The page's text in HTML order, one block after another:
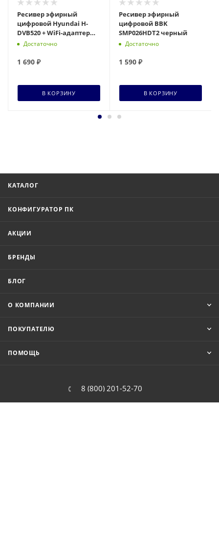
Ресивер эфирный
цифровой Hyundai H-
DVB520 + WiFi-адаптер
черный
Достаточно
1 690 ₽
В КОРЗИНУ
Ресивер эфирный
цифровой BBK
SMP026HDT2 черный
Достаточно
1 590 ₽
В КОРЗИНУ
КАТАЛОГ
КОНФИГУРАТОР ПК
АКЦИИ
БРЕНДЫ
БЛОГ
О КОМПАНИИ
ПОКУПАТЕЛЮ
ПОМОЩЬ
8 (800) 201-52-70
order@cit.ru